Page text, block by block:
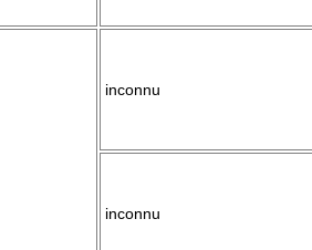
inconnu
inconnu